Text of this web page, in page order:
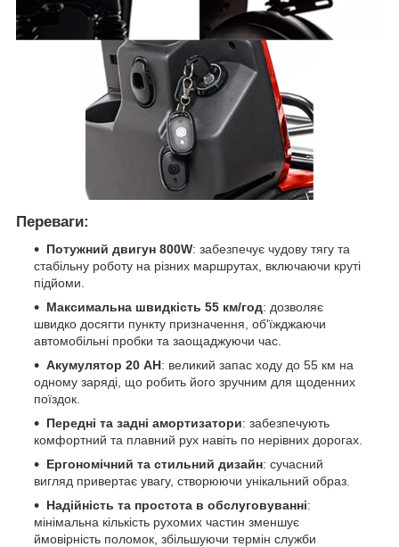
Переваги:
Потужний двигун 800W: забезпечує чудову тягу та
стабільну роботу на різних маршрутах, включаючи круті
підйоми.
Максимальна швидкість 55 км/год: дозволяє
швидко досягти пункту призначення, об'їжджаючи
автомобільні пробки та заощаджуючи час.
Акумулятор 20 AH: великий запас ходу до 55 км на
одному заряді, що робить його зручним для щоденних
поїздок.
Передні та задні амортизатори: забезпечують
комфортний та плавний рух навіть по нерівних дорогах.
Ергономічний та стильний дизайн: сучасний
вигляд привертає увагу, створюючи унікальний образ.
Надійність та простота в обслуговуванні:
мінімальна кількість рухомих частин зменшує
ймовірність поломок, збільшуючи термін служби